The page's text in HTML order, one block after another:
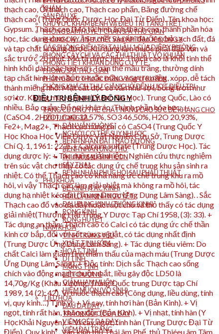
KHÁM
SÂN ĐẬU XE
KHU VỰC KHÁM BỆNH VÀ ĐIỀU TRỊ TẦNG TRỆT
PHÒNG BẤM HUYỆT CHÂN SPA THƯ GIÃN
PHÒNG DAY ẤN HUYỆT VÀ ĐẮP THUỐC ĐÔNG Y
CÁC PHÒNG ĐIỀU TRỊ TẠI LẦU 1 CỦA DIỆP Y ĐƯỜNG
PHÒNG CẤY CHỈ VÀ CÁC THỦ THUẬT VÔ KHUẨN
PHÒNG TIỆT KHUẨN DỤNG CỤ Y TẾ
PHÒNG SPA THƯ GIÃN
PHÒNG BỐC THUỐC ĐÔNG Y GIA TRUYỀN
PHÒNG KHÁCH THƯ GIÃN CHỜ ĐẾN LƯỢT ĐIỀU TRỊ
ĐIỀU TRỊ BỆNH LÝ ĐÔNG Y
TĂNG CƯỜNG THỂ CHẤT NÂNG CAO SỨC ĐỀ KHÁNG CHO
ĐỐI TƯỢNG LÀ :
DÂN VĂN PHÒNG
NGƯỜI CƠ THỂ SUY NHƯỢC
BỆNH NHÂN ĐÁI THÁO ĐƯỜNG
BỆNH NHÂN UNG THƯ
PHỤ NỮ SAU SINH CON
SẢY THAI
BỆNH NHÂN PHỤC HỒI SAU PHẪU THUẬT
PHỤ KHOA
BẾ KINH (TẮC KINH)
RỐI LOẠN KINH NGUYỆT
ĐAU BỤNG KINH (THỐNG KINH)
RONG KINH
RONG HUYẾT
NAM KHOA
TINH TRÙNG YẾU
XUẤT TINH SỚM
HOẠT TINH
DI TINH
MỘNG TINH
LIỆT DƯƠNG
GIẢM HAM MUỐN
HIẾM MUỘN (VÔ SINH)
TIÊU HÓA
ĐAU DẠ DÀY
TRÀO NGƯỢC DẠ DÀY
VIÊM LOÉT DẠ DÀY
VIÊM ĐẠI TRÀNG